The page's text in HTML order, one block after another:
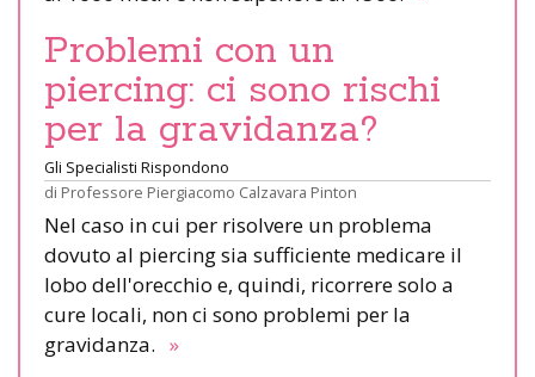
Problemi con un
piercing: ci sono rischi
per la gravidanza?
Gli Specialisti Rispondono
di Professore Piergiacomo Calzavara Pinton
Nel caso in cui per risolvere un problema
dovuto al piercing sia sufficiente medicare il
lobo dell'orecchio e, quindi, ricorrere solo a
cure locali, non ci sono problemi per la
gravidanza. »